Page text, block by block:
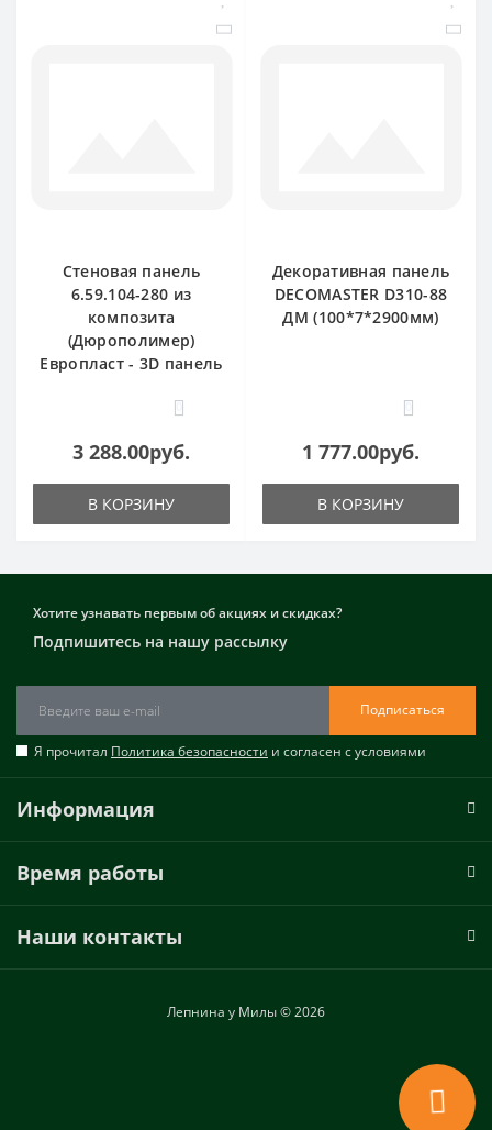
Стеновая панель
6.59.104-280 из
композита
(Дюрополимер)
Европласт - 3D панель
0
3 288.00руб.
В КОРЗИНУ
Декоративная панель
DECOMASTER D310-88
ДМ (100*7*2900мм)
0
1 777.00руб.
В КОРЗИНУ
Хотите узнавать первым об акциях и скидках?
Подпишитесь на нашу рассылку
Подписаться
Я прочитал Политика безопасности и согласен с условиями
Информация
Время работы
Наши контакты
Лепнина у Милы © 2026